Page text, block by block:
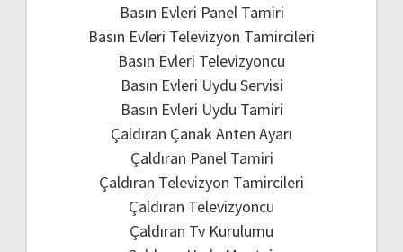
Basın Evleri Panel Tamiri
Basın Evleri Televizyon Tamircileri
Basın Evleri Televizyoncu
Basın Evleri Uydu Servisi
Basın Evleri Uydu Tamiri
Çaldıran Çanak Anten Ayarı
Çaldıran Panel Tamiri
Çaldıran Televizyon Tamircileri
Çaldıran Televizyoncu
Çaldıran Tv Kurulumu